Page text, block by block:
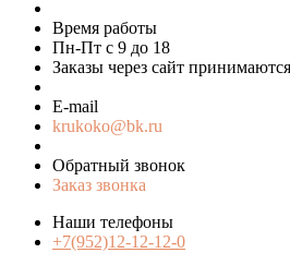
Время работы
Пн-Пт с 9 до 18
Заказы через сайт
E-mail
krukoko@bk.ru
Обратный звонок
Заказ звонка
Наши телефоны
+7(952)12-12-12-0